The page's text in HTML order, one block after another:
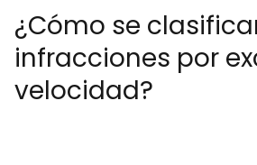
¿Cómo se
infracciones por
velocidad?